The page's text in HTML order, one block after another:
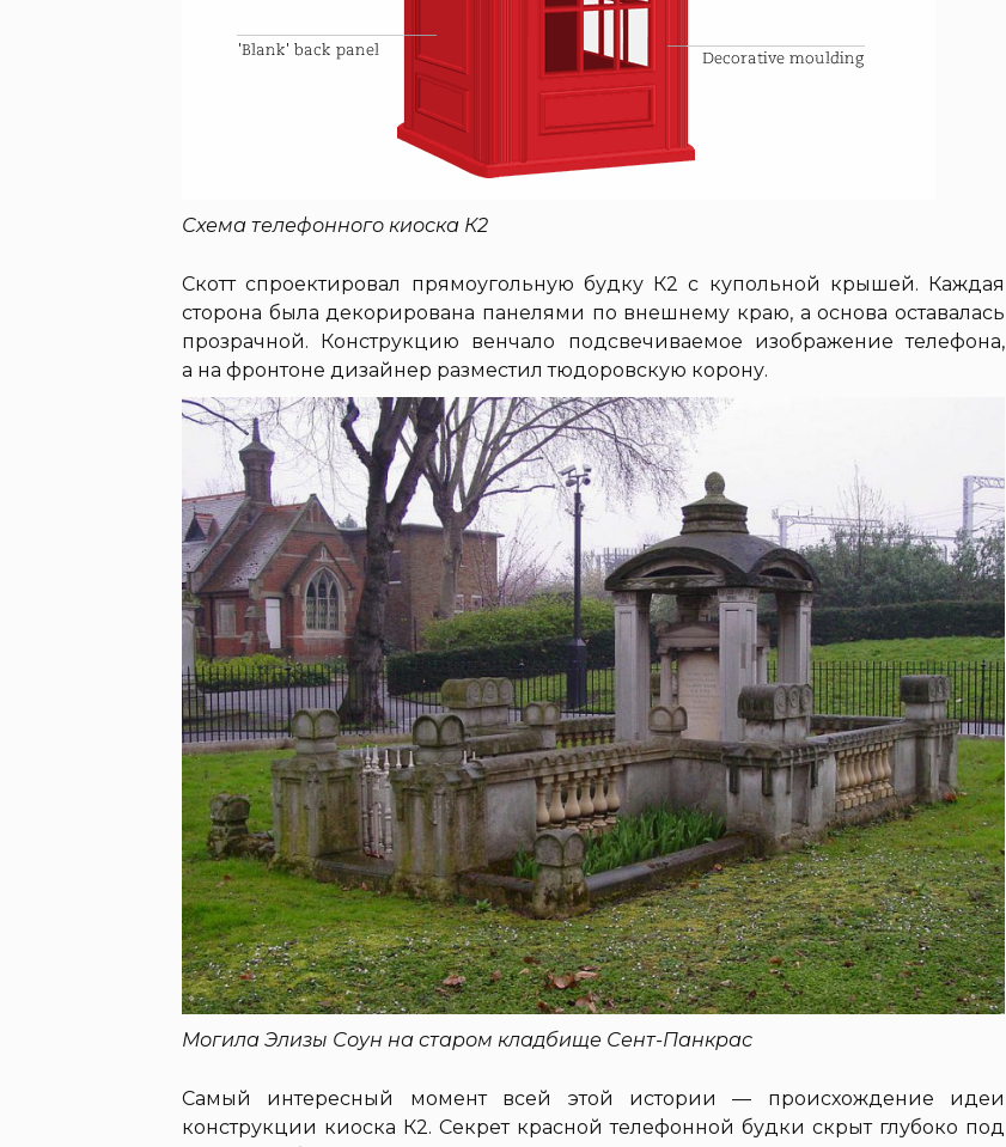
Схема телефонного киоска К2
Скотт спроектировал прямоугольную будку К2 с купольной крышей. Каждая
сторона была декорирована панелями по внешнему краю, а основа оставалась
прозрачной. Конструкцию венчало подсвечиваемое изображение телефона,
а на фронтоне дизайнер разместил тюдоровскую корону.
Могила Элизы Соун на старом кладбище Сент-Панкрас
Самый интересный момент всей этой истории — происхождение идеи
конструкции киоска К2. Секрет красной телефонной будки скрыт глубоко под